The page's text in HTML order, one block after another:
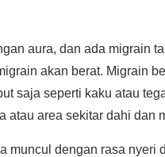
aura, dan ada migrain
akan berat. Migrain
saja seperti kaku atau
atau area sekitar dahi dan
muncul dengan rasa nyeri